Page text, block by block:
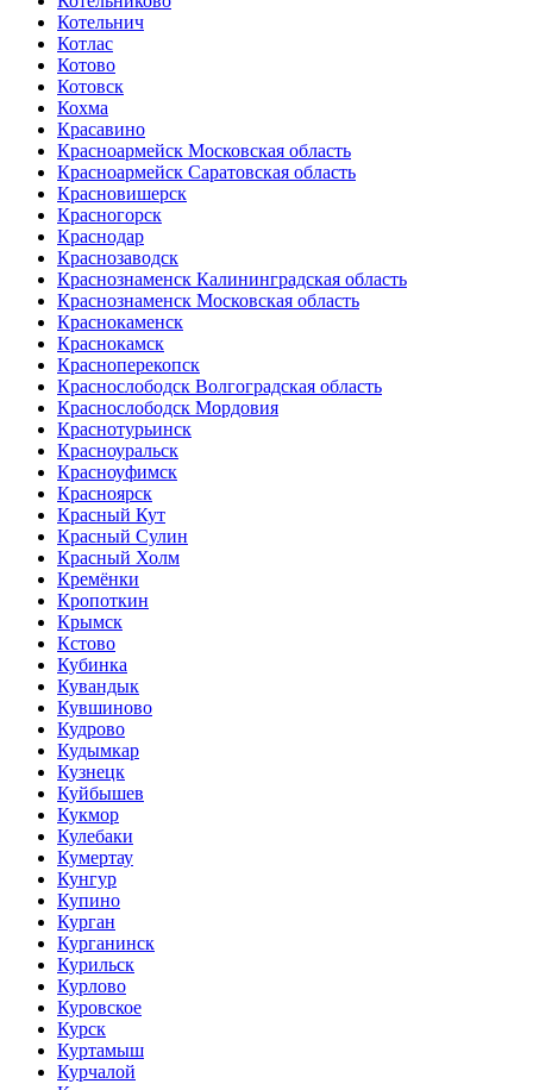
Котельнич
Котлас
Котово
Котовск
Кохма
Красавино
Красноармейск Московская область
Красноармейск Саратовская область
Красновишерск
Красногорск
Краснодар
Краснозаводск
Краснознаменск Калининградская область
Краснознаменск Московская область
Краснокаменск
Краснокамск
Красноперекопск
Краснослободск Волгоградская область
Краснослободск Мордовия
Краснотурьинск
Красноуральск
Красноуфимск
Красноярск
Красный Кут
Красный Сулин
Красный Холм
Кремёнки
Кропоткин
Крымск
Кстово
Кубинка
Кувандык
Кувшиново
Кудрово
Кудымкар
Кузнецк
Куйбышев
Кукмор
Кулебаки
Кумертау
Кунгур
Купино
Курган
Курганинск
Курильск
Курлово
Куровское
Курск
Куртамыш
Курчалой